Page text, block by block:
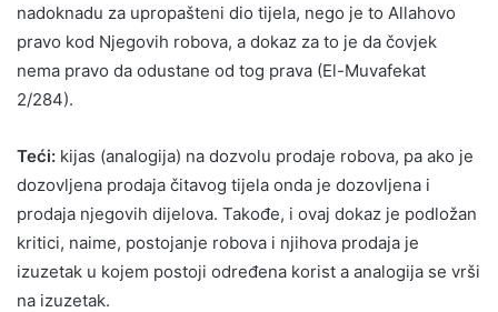
nadoknadu za upropašteni dio tijela, nego je to Allahovo
pravo kod Njegovih robova, a dokaz za to je da čovjek
nema pravo da odustane od tog prava (El-Muvafekat
2/284).
Teći: kijas (analogija) na dozvolu prodaje robova, pa ako je
dozovljena prodaja čitavog tijela onda je dozovljena i
prodaja njegovih dijelova. Takođe, i ovaj dokaz je podložan
kritici, naime, postojanje robova i njihova prodaja je
izuzetak u kojem postoji određena korist a analogija se vrši
na izuzetak.